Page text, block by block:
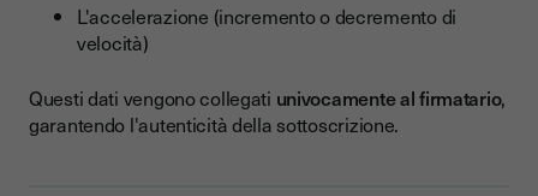
L'accelerazione (incremento o decremento di
velocità)
Questi dati vengono collegati univocamente al firmatario,
garantendo l'autenticità della sottoscrizione.